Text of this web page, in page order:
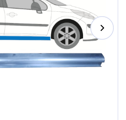
Magyar
Hrvatski
Português
Slovenian